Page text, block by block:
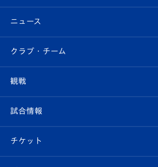
ニュース
すべて
クラブ
試合情報
クラブ・チーム
クラブ概要
エンブレム紹介
観戦
観戦ルール
はじめての観戦ガイド
試合情報
試合日程/結果
チケット